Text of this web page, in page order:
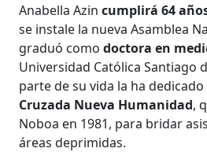
Anabella Azincumplirá 64
se instale la nueva Asamblea
graduó comodoctora en
Universidad Católica Santiago
parte de su vida la ha dedicado
Cruzada Nueva Humanidad,
Noboa en 1981, para bridar
áreas deprimidas.